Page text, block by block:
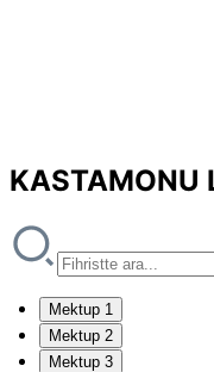
KASTAMONU
Mektup 1
Mektup 2
Mektup 3